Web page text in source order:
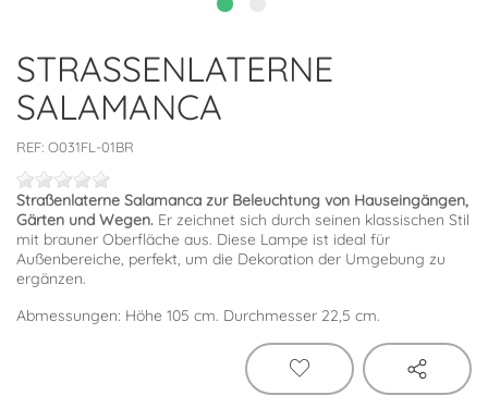
STRASSENLATERNE S
ALAMANCA
REF: O031FL-01BR
Straßenlaterne Salamanca zur Beleuchtung von Hauseingängen,
Gärten und Wegen. Er zeichnet sich durch seinen klassischen Stil
mit brauner Oberfläche aus. Diese Lampe ist ideal für
Außenbereiche, perfekt, um die Dekoration der Umgebung zu
ergänzen.
Abmessungen: Höhe 105 cm. Durchmesser 22,5 cm.